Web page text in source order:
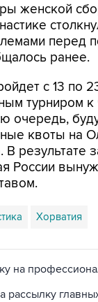
женской
перед
ранее.
с 13 по
турниром к
очередь,
квоты на
В результате
России
Хорватия
на
рассылку